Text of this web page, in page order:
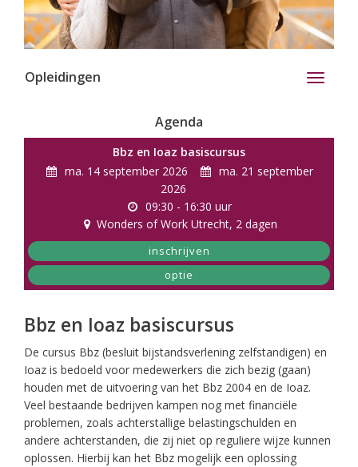
Toggle
Opleidingen
Agenda
Bbz en Ioaz basiscursus
ma. 14 september 2026
ma. 21 september
2026
09:30 - 16:30 uur
Wonders of Work Utrecht, 2 dagen
inschrijven
optie
Bbz en Ioaz basiscursus
De cursus Bbz (besluit bijstandsverlening zelfstandigen) en
Ioaz is bedoeld voor medewerkers die zich bezig (gaan)
houden met de uitvoering van het Bbz 2004 en de Ioaz.
Veel bestaande bedrijven kampen nog met financiële
problemen, zoals achterstallige belastingschulden en
andere achterstanden, die zij niet op reguliere wijze kunnen
oplossen. Hierbij kan het Bbz mogelijk een oplossing